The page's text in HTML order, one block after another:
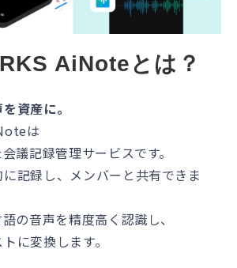
AiNoteとは？
資産に。
は
議記録管理サービスです。
記録し、メンバーと共有できま
の音声を精度高く認識し、
に変換します。